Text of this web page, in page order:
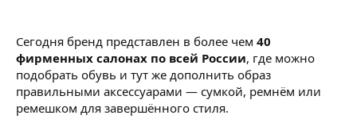
Сегодня бренд представлен в более чем 40
фирменных салонах по всей России, где можно
подобрать обувь и тут же дополнить образ
правильными аксессуарами — сумкой, ремнём или
ремешком для завершённого стиля.